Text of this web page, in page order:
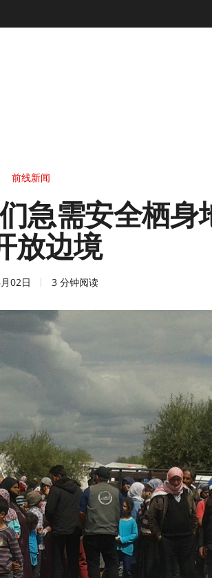
前线新闻
急需安全栖身
放边境
02日 3 分钟阅读